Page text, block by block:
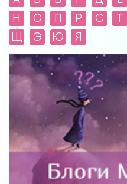
Н
О П Р С Т
Щ
Э Ю Я